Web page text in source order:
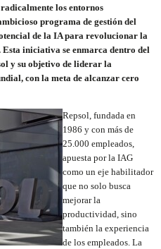
los entornos
programa de gestión del
de la IA para revolucionar la
Esta iniciativa se enmarca dentro del
y su objetivo de liderar la
con la meta de alcanzar cero
Repsol, fundada en
1986 y con más de
25.000 empleados,
apuesta por la IAG
como un eje habilitador
que no solo busca
mejorar la
productividad, sino
también la experiencia
de los empleados. La